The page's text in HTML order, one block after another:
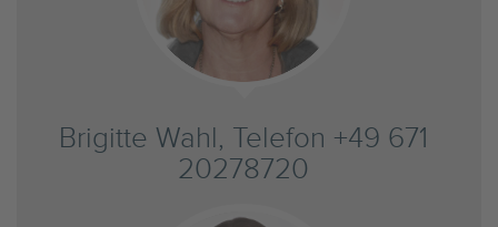
Brigitte Wahl, Telefon +49 671
20278720